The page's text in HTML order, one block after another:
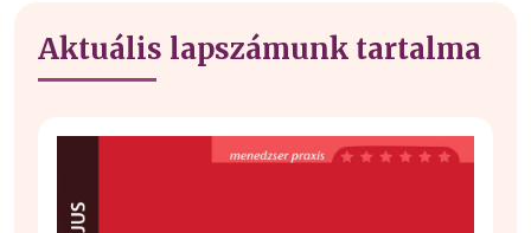
Aktuális lapszámunk tartalma